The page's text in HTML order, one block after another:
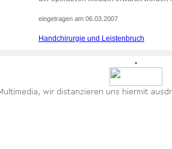
eingetragen am 06.03.2007
Handchirurgie und Leistenbruch
•